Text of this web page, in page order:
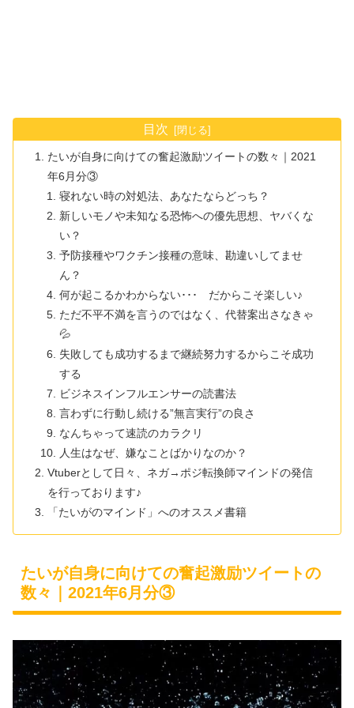
目次
たいが自身に向けての奮起激励ツイートの数々｜2021
年6月分③
寝れない時の対処法、あなたならどっち？
新しいモノや未知なる恐怖への優先思想、ヤバくな
い？
予防接種やワクチン接種の意味、勘違いしてませ
ん？
何が起こるかわからない･･･ だからこそ楽しい♪
ただ不平不満を言うのではなく、代替案出さなきゃ
💦
失敗しても成功するまで継続努力するからこそ成功
する
ビジネスインフルエンサーの読書法
言わずに行動し続ける”無言実行”の良さ
なんちゃって速読のカラクリ
人生はなぜ、嫌なことばかりなのか？
Vtuberとして日々、ネガ→ポジ転換師マインドの発信
を行っております♪
「たいがのマインド」へのオススメ書籍
たいが自身に向けての奮起激励ツイートの
数々｜2021年6月分③